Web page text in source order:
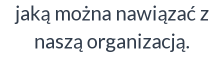
jaką można nawiązać z
naszą organizacją.